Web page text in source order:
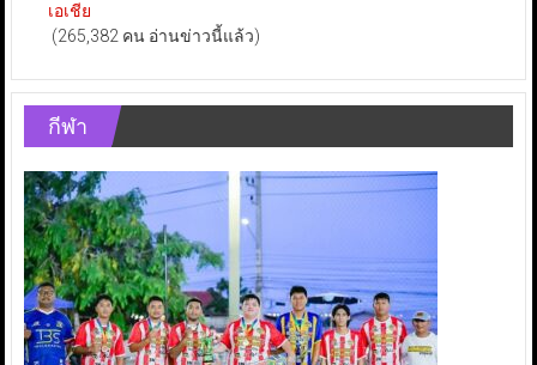
เอเชีย
(265,382 คน อ่านข่าวนี้แล้ว)
กีฬา